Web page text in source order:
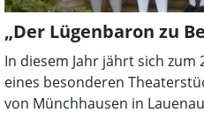
„Der Lügenbaron zu
In diesem Jahr jährt sich
eines besonderen
von Münchhausen in